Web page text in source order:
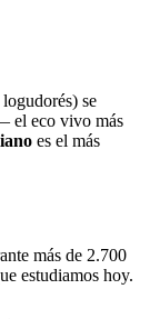
se
el eco vivo más
es el más
más de 2.700
estudiamos hoy.